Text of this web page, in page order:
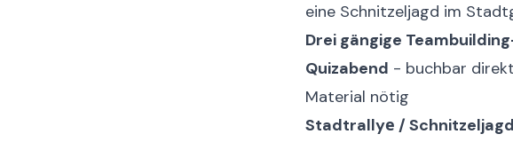
eine Schnitzeljagd im
Drei gängige
Quizabend - buchbar
Material nötig
Stadtrallyе / Schnitzeljagd